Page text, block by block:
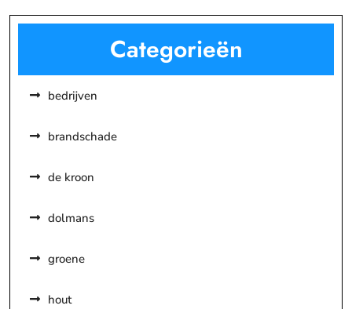
Categorieën
bedrijven
brandschade
de kroon
dolmans
groene
hout